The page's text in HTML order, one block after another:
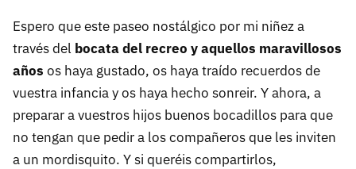
Espero que este paseo nostálgico por mi niñez a
través del bocata del recreo y aquellos maravillosos
años os haya gustado, os haya traído recuerdos de
vuestra infancia y os haya hecho sonreir. Y ahora, a
preparar a vuestros hijos buenos bocadillos para que
no tengan que pedir a los compañeros que les inviten
a un mordisquito. Y si queréis compartirlos,